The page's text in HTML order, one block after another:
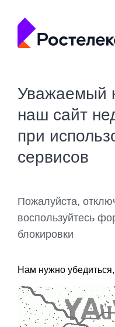
Уважаемый
наш сайт
при
сервисов
Пожалуйста,
воспользуйтесь
блокировки
Нам нужно